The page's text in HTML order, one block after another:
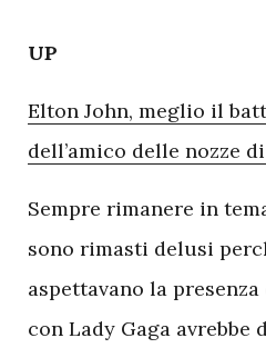
UP
Elton John, meglio il
dell’amico delle nozze
Sempre rimanere in
sono rimasti delusi
aspettavano la presenza
con Lady Gaga avrebbe